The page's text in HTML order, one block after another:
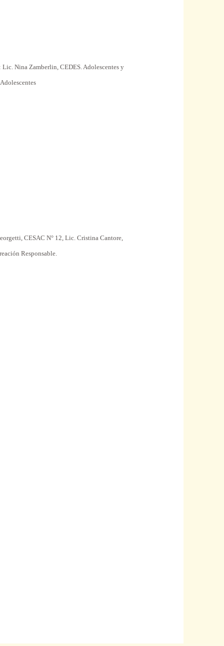
Lic. Nina Zamberlin, CEDES. Adolescentes y
Adolescentes
CESAC N° 12, Lic. Cristina Cantore,
Responsable.